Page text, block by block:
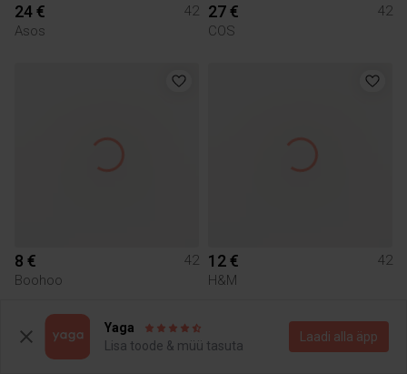
24 €
42
Asos
27 €
42
COS
8 €
42
Boohoo
12 €
42
H&M
4 1
Yaga
Lisa toode & müü tasuta
Laadi alla äpp